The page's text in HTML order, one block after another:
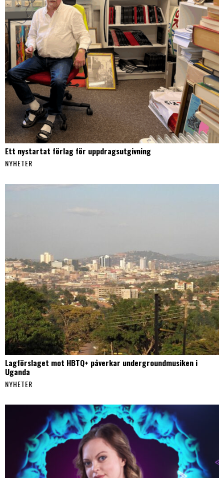
Ett nystartat förlag för uppdragsutgivning
NYHETER
Lagförslaget mot HBTQ+ påverkar undergroundmusiken i
Uganda
NYHETER